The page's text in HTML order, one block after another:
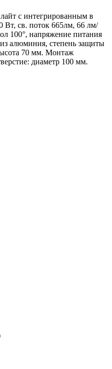
с интегрированным в
Вт, св. поток 665лм, 66 лм/
100°, напряжение питания
алюминия, степень защиты
70 мм. Монтаж
диаметр 100 мм.